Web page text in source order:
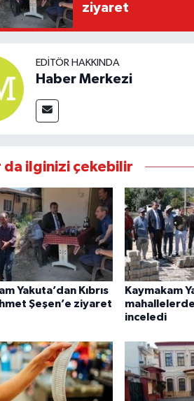
ziyaret
EDITÖR HAKKINDA
Haber Merkezi
da ilginizi çekebilir
Yakuta’dan Kıbrıs
Şeşen’e ziyaret
Kaymakam
inceledi